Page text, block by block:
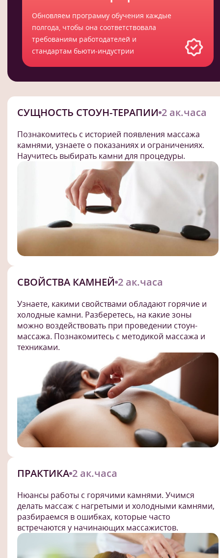
Обновляем программу обучения каждые
полгода, чтобы она соответствовала
требованиям работодателей и
стандартам бьюти-индустрии
СУЩНОСТЬ СТОУН-ТЕРАПИИ 2 ак.часа
Познакомитесь с историей появления массажа
камнями, узнаете о показаниях и ограничениях.
Научитесь выбирать камни для процедуры.
СВОЙСТВА КАМНЕЙ 2 ак.часа
Узнаете, какими свойствами обладают горячие и
холодные камни. Разберетесь, на какие зоны
можно воздействовать при проведении стоун-
массажа. Познакомитесь с методикой массажа и
техниками.
ПРАКТИКА 2 ак.часа
Нюансы работы с горячими камнями. Учимся
делать массаж с нагретыми и холодными камнями,
разбираемся в ошибках, которые часто
встречаются у начинающих массажистов.